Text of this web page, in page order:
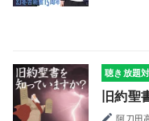
聴き放題
旧約聖
阿刀田